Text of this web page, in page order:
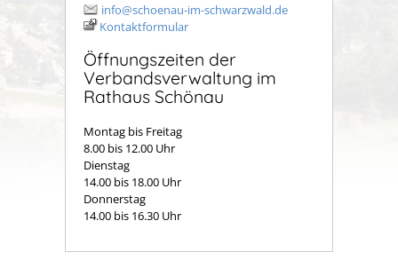
info@schoenau-im-schwarzwald.de
Kontaktformular
Öffnungszeiten der
Verbandsverwaltung im
Rathaus Schönau
Montag bis Freitag
8.00 bis 12.00 Uhr
Dienstag
14.00 bis 18.00 Uhr
Donnerstag
14.00 bis 16.30 Uhr